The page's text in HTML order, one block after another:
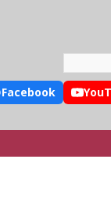
Facebook